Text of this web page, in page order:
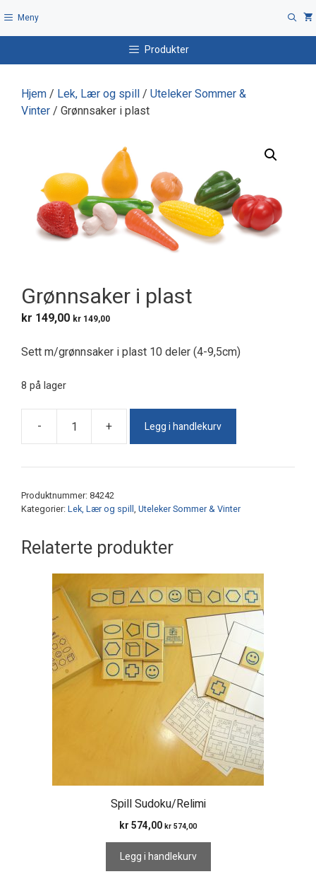
til
Meny
Produkter
Hjem / Lek, Lær og spill / Uteleker Sommer &
Vinter / Grønnsaker i plast
Grønnsaker i plast
kr 149,00 kr 149,00
Sett m/grønnsaker i plast 10 deler (4-9,5cm)
8 på lager
-
Grønnsaker
plast
+ Legg i handlekurv
Produktnummer: 84242
Kategorier: Lek, Lær og spill , Uteleker Sommer & Vinter
Relaterte produkter
Spill Sudoku/Relimi
kr 574,00 kr 574,00
Legg i handlekurv